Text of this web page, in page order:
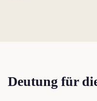
Deutung für